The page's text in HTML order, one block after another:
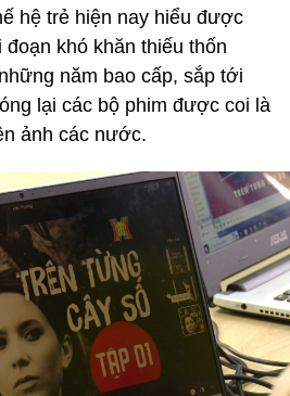
hệ trẻ hiện nay hiểu được
khó khăn thiếu thốn
năm bao cấp, sắp tới
lại các bộ phim được coi là
ảnh các nước.